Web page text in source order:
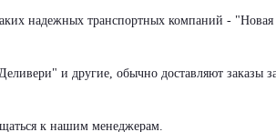
надежных транспортных компаний - "Новая
и другие, обычно доставляют заказы
к нашим менеджерам.